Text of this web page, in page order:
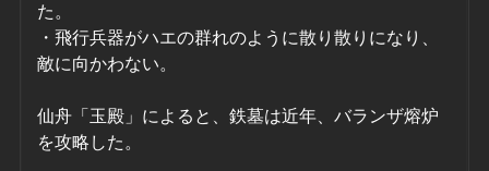
た。
・飛行兵器がハエの群れのように散り散りになり、
敵に向かわない。
仙舟「玉殿」によると、鉄墓は近年、バランザ熔炉
を攻略した。